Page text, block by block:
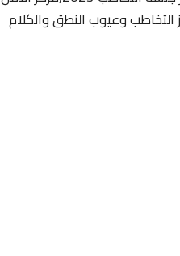
التخاطب وعيوب النطق والكلام